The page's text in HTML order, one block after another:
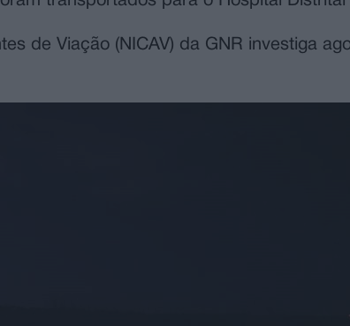
de Viação (NICAV) da GNR investiga